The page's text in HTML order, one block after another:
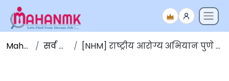
Maha NMK सर्व जाहिराती [NHM] राष्ट्रीय आरोग्य अभियान पुणे येथे 83 जागांसाठी भरती 2025